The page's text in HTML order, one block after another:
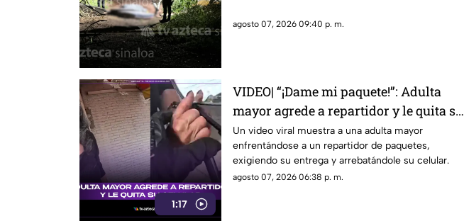
agosto 07, 2026 09:40 p. m.
1:17
VIDEO| “¡Dame mi paquete!”: Adulta
mayor agrede a repartidor y le quita su
celular
Un video viral muestra a una adulta mayor
enfrentándose a un repartidor de paquetes,
exigiendo su entrega y arrebatándole su celular.
agosto 07, 2026 06:38 p. m.